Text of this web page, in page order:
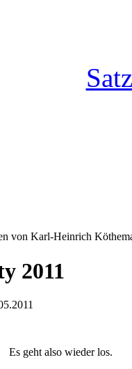
von Karl-Heinrich
2011
wieder los.